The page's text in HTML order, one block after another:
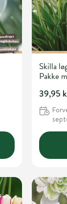
Skilla
Pakke
39,95